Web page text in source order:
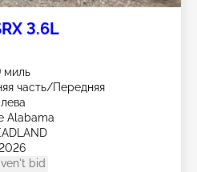
3.6L
миль
часть/Передняя
Alabama
bid